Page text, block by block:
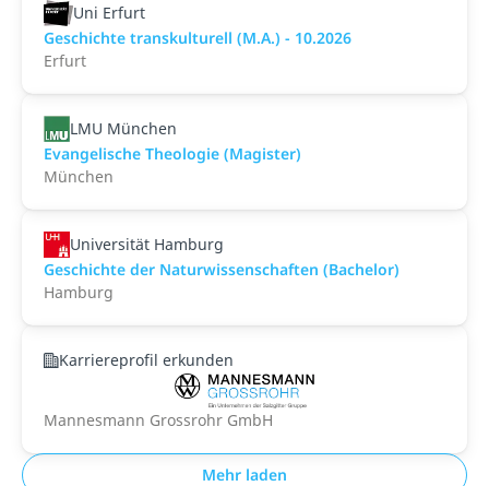
Uni Erfurt
Geschichte transkulturell (M.A.) - 10.2026
Erfurt
LMU München
Evangelische Theologie (Magister)
München
Universität Hamburg
Geschichte der Naturwissenschaften (Bachelor)
Hamburg
Karriereprofil erkunden
Mannesmann Grossrohr GmbH
Mehr laden